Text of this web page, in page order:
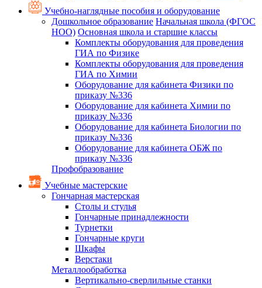
Учебно-наглядные пособия и оборудование
Дошкольное образование Начальная школа (ФГОС
НОО) Основная школа и старшие классы
Комплекты оборудования для проведения
ГИА по Физике
Комплекты оборудования для проведения
ГИА по Химии
Оборудование для кабинета Физики по
приказу №336
Оборудование для кабинета Химии по
приказу №336
Оборудование для кабинета Биологии по
приказу №336
Оборудование для кабинета ОБЖ по
приказу №336
Профобразование
Учебные мастерские
Гончарная мастерская
Столы и стулья
Гончарные принадлежности
Турнетки
Гончарные круги
Шкафы
Верстаки
Металлообработка
Вертикально-сверлильные станки